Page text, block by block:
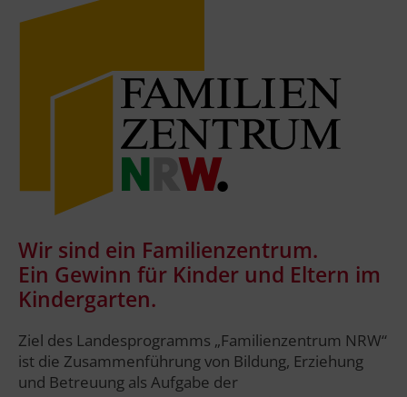
Wir sind ein Familienzentrum.
Ein Gewinn für Kinder und Eltern im
Kindergarten.
Ziel des Landesprogramms „Familienzentrum NRW“
ist die Zusammenführung von Bildung, Erziehung
und Betreuung als Aufgabe der